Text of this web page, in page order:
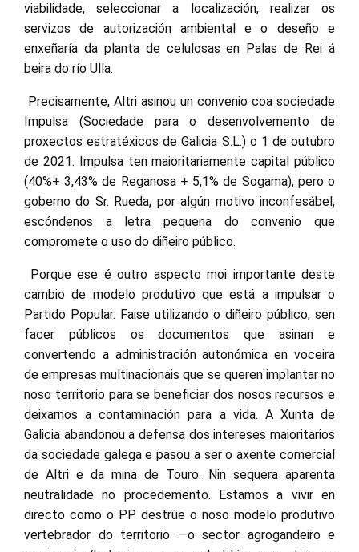
viabilidade, seleccionar a localización, realizar os
servizos de autorización ambiental e o deseño e
enxeñaría da planta de celulosas en Palas de Rei á
beira do río Ulla.
Precisamente, Altri asinou un convenio coa sociedade
Impulsa (Sociedade para o desenvolvemento de
proxectos estratéxicos de Galicia S.L.) o 1 de outubro
de 2021. Impulsa ten maioritariamente capital público
(40%+ 3,43% de Reganosa + 5,1% de Sogama), pero o
goberno do Sr. Rueda, por algún motivo inconfesábel,
escóndenos a letra pequena do convenio que
compromete o uso do diñeiro público.
Porque ese é outro aspecto moi importante deste
cambio de modelo produtivo que está a impulsar o
Partido Popular. Faise utilizando o diñeiro público, sen
facer públicos os documentos que asinan e
convertendo a administración autonómica en voceira
de empresas multinacionais que se queren implantar no
noso territorio para se beneficiar dos nosos recursos e
deixarnos a contaminación para a vida. A Xunta de
Galicia abandonou a defensa dos intereses maioritarios
da sociedade galega e pasou a ser o axente comercial
de Altri e da mina de Touro. Nin sequera aparenta
neutralidade no procedemento. Estamos a vivir en
directo como o PP destrúe o noso modelo produtivo
vertebrador do territorio —o sector agrogandeiro e